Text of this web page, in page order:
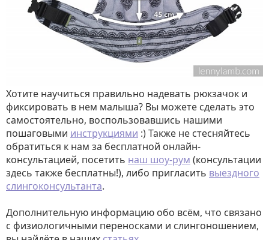
Хотите научиться правильно надевать рюкзачок и
фиксировать в нем малыша? Вы можете сделать это
самостоятельно, воспользовавшись нашими
пошаговыми инструкциями :) Также не стесняйтесь
обратиться к нам за бесплатной онлайн-
консультацией, посетить наш шоу-рум (консультации
здесь также бесплатны!), либо пригласить выездного
слингоконсультанта.
Дополнительную информацию обо всём, что связано
с физиологичными переносками и слингоношением,